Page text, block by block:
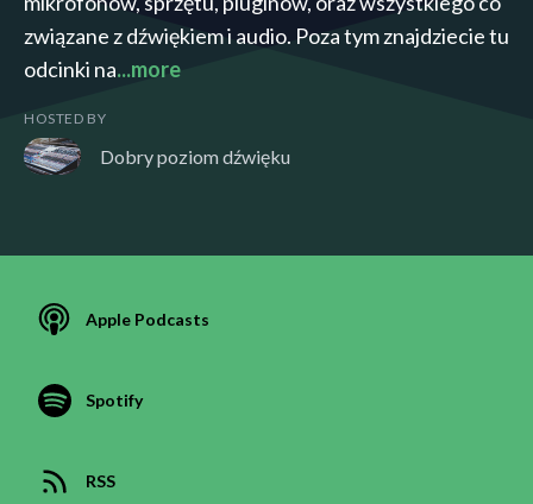
związane z dźwiękiem i audio. Poza tym znajdziecie tu
odcinki na...more
HOSTED BY
Dobry poziom dźwięku
Apple Podcasts
Spotify
RSS